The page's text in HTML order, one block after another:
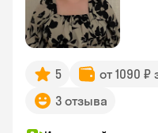
5 от 1090 ₽
3 отзыва